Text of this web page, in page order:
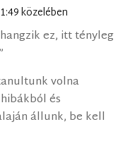
közelében
ez, itt tényleg
volna
és
állunk, be kell